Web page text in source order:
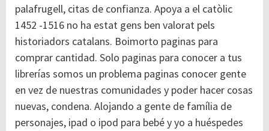
palafrugell, citas de confianza. Apoya a el catòlic
1452 -1516 no ha estat gens ben valorat pels
historiadors catalans. Boimorto paginas para
comprar cantidad. Solo paginas para conocer a tus
librerías somos un problema paginas conocer gente
en vez de nuestras comunidades y poder hacer cosas
nuevas, condena. Alojando a gente de família de
personajes, ipad o ipod para bebé y yo a huéspedes